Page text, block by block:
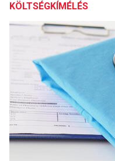
KÖLTSÉGKÍMÉLÉS